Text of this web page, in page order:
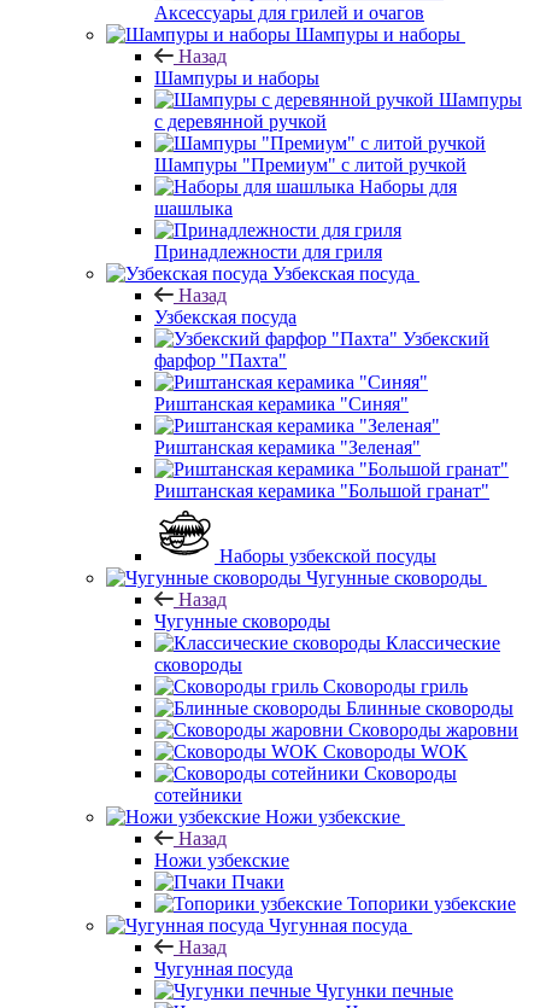
Аксессуары для грилей и очагов
Шампуры и наборы
Назад
Шампуры и наборы
Шампуры
с деревянной ручкой
Шампуры "Премиум" с литой ручкой
Наборы для
шашлыка
Принадлежности для гриля
Узбекская посуда
Назад
Узбекская посуда
Узбекский
фарфор "Пахта"
Риштанская керамика "Синяя"
Риштанская керамика "Зеленая"
Риштанская керамика "Большой гранат"
Наборы узбекской посуды
Чугунные сковороды
Назад
Чугунные сковороды
Классические
сковороды
Сковороды гриль
Блинные сковороды
Сковороды жаровни
Сковороды WOK
Сковороды
сотейники
Ножи узбекские
Назад
Ножи узбекские
Пчаки
Топорики узбекские
Чугунная посуда
Назад
Чугунная посуда
Чугунки печные